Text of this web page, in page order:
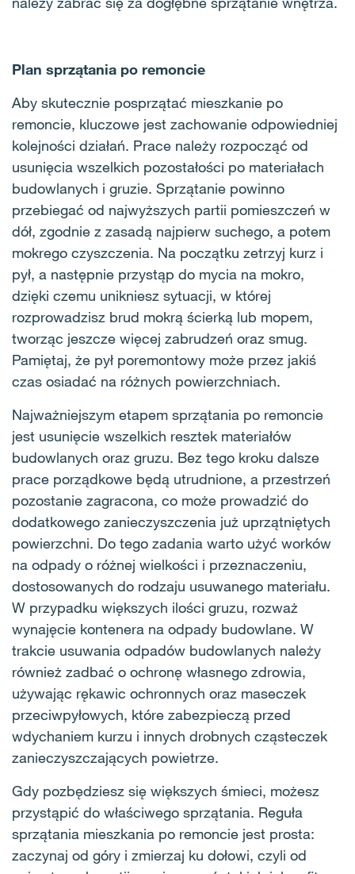
Plan sprzątania po remoncie
Aby skutecznie posprzątać mieszkanie po
remoncie, kluczowe jest zachowanie odpowiedniej
kolejności działań. Prace należy rozpocząć od
usunięcia wszelkich pozostałości po materiałach
budowlanych i gruzie. Sprzątanie powinno
przebiegać od najwyższych partii pomieszczeń w
dół, zgodnie z zasadą najpierw suchego, a potem
mokrego czyszczenia. Na początku zetrzyj kurz i
pył, a następnie przystąp do mycia na mokro,
dzięki czemu unikniesz sytuacji, w której
rozprowadzisz brud mokrą ścierką lub mopem,
tworząc jeszcze więcej zabrudzeń oraz smug.
Pamiętaj, że pył poremontowy może przez jakiś
czas osiadać na różnych powierzchniach.
Najważniejszym etapem sprzątania po remoncie
jest usunięcie wszelkich resztek materiałów
budowlanych oraz gruzu. Bez tego kroku dalsze
prace porządkowe będą utrudnione, a przestrzeń
pozostanie zagracona, co może prowadzić do
dodatkowego zanieczyszczenia już uprzątniętych
powierzchni. Do tego zadania warto użyć worków
na odpady o różnej wielkości i przeznaczeniu,
dostosowanych do rodzaju usuwanego materiału.
W przypadku większych ilości gruzu, rozważ
wynajęcie kontenera na odpady budowlane. W
trakcie usuwania odpadów budowlanych należy
również zadbać o ochronę własnego zdrowia,
używając rękawic ochronnych oraz maseczek
przeciwpyłowych, które zabezpieczą przed
wdychaniem kurzu i innych drobnych cząsteczek
zanieczyszczających powietrze.
Gdy pozbędziesz się większych śmieci, możesz
przystąpić do właściwego sprzątania. Reguła
sprzątania mieszkania po remoncie jest prosta:
zaczynaj od góry i zmierzaj ku dołowi, czyli od